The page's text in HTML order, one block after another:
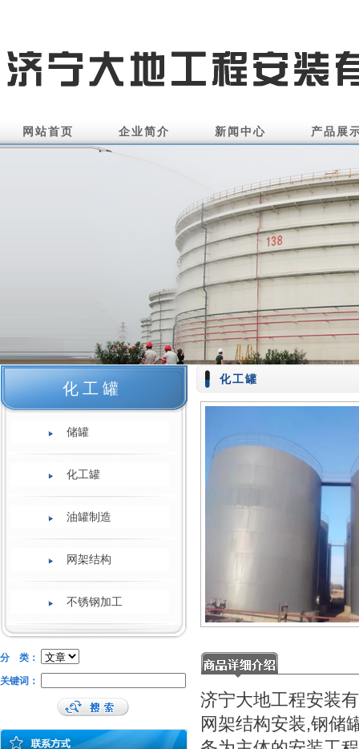
网站首页 企业简介 新闻中心 产品展
化工罐
储罐
化工罐
油罐制造
网架结构
不锈钢加工
分 类：
关键词：
化工罐
济宁大地工程安装
网架结构安装,钢储